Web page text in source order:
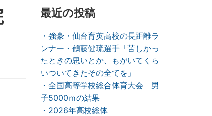
最近の投稿
・強豪・仙台育英高校の長距離ラ
ンナー・鶴藤健琉選手「苦しかっ
たときの思いとか、もがいてくら
いついてきたその全てを」
・全国高等学校総合体育大会 男
子5000ｍの結果
・2026年高校総体